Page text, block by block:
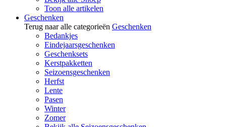
Toon alle artikelen
Geschenken
Terug naar alle categorieën Geschenken
Bedankjes
Eindejaarsgeschenken
Geschenksets
Kerstpakketten
Seizoensgeschenken
Herfst
Lente
Pasen
Winter
Zomer